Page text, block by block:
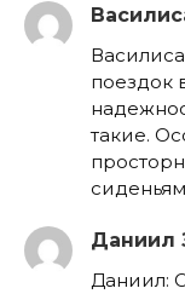
поездок
такие.
Даниил
Даниил: